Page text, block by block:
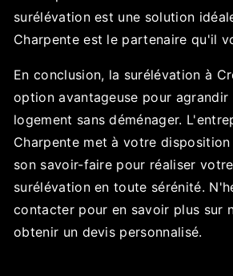
surélévation est une solution
Charpente est le partenaire qu'il
En conclusion, la surélévation à
option avantageuse pour
logement sans déménager.
Charpente met à votre
son savoir-faire pour réaliser
surélévation en toute sérénité.
contacter pour en savoir plus sur
obtenir un devis personnalisé.